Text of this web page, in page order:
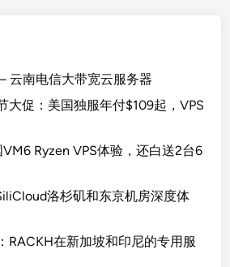
云南电信大带宽云服务器
大促：美国独服年付$109起，VPS
Ryzen VPS体验，还白送2台6
洛杉矶和东京机房深度体
RACKH在新加坡和印尼的专用服